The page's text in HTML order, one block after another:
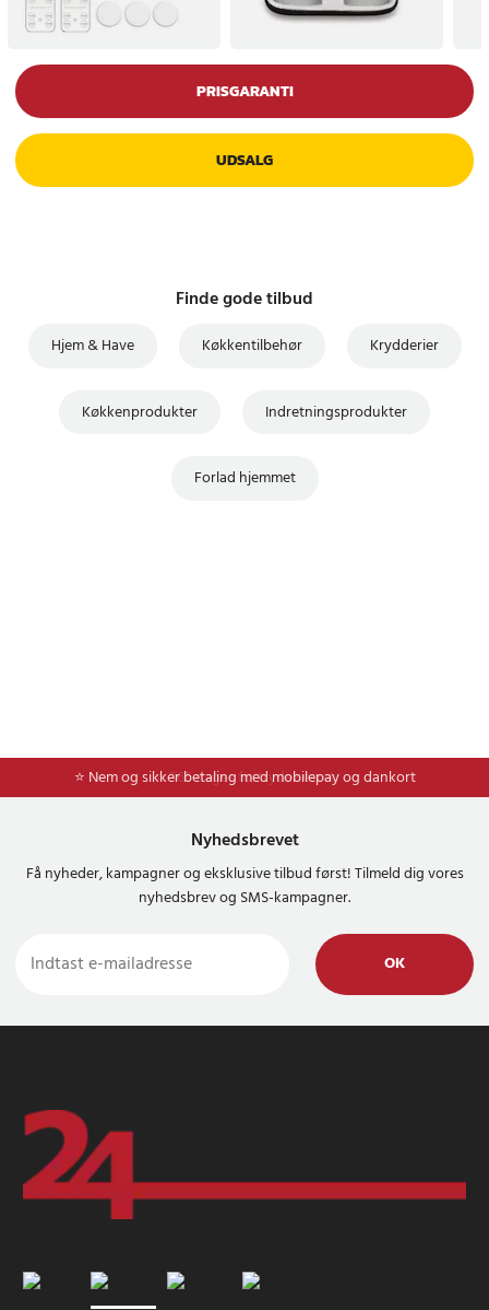
PRISGARANTI
UDSALG
Finde gode tilbud
Hjem & Have Køkkentilbehør Krydderier
Køkkenprodukter Indretningsprodukter
Forlad hjemmet
⭐ 365 dages fortrydelsesret
⭐ Nem og sikker betaling med mobilepay og dankort
Nyhedsbrevet
Få nyheder, kampagner og eksklusive tilbud først! Tilmeld dig vores
nyhedsbrev og SMS-kampagner.
OK